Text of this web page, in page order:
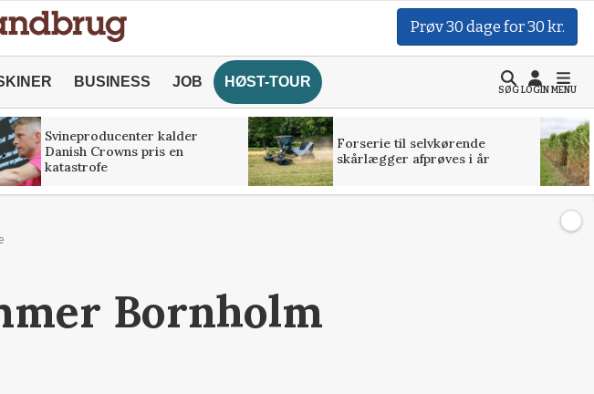
Prøv 30 dage for 30 kr.
BUSINESS JOB HØST-TOUR
SØGLOGINMENU
Svineproducenter kalder
Danish Crowns pris en
katastrofe
Forserie til selvkørende
skårlægger afprøves i år
Bornholm